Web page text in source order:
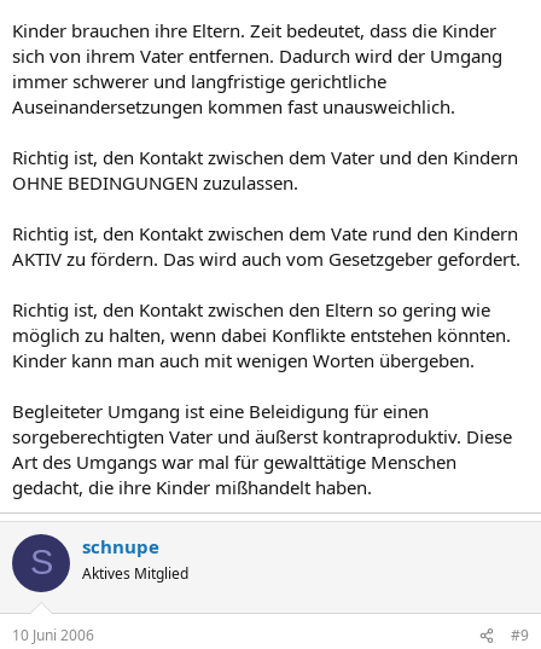
Kinder brauchen ihre Eltern. Zeit bedeutet, dass die Kinder
sich von ihrem Vater entfernen. Dadurch wird der Umgang
immer schwerer und langfristige gerichtliche
Auseinandersetzungen kommen fast unausweichlich.
Richtig ist, den Kontakt zwischen dem Vater und den Kindern
OHNE BEDINGUNGEN zuzulassen.
Richtig ist, den Kontakt zwischen dem Vate rund den Kindern
AKTIV zu fördern. Das wird auch vom Gesetzgeber gefordert.
Richtig ist, den Kontakt zwischen den Eltern so gering wie
möglich zu halten, wenn dabei Konflikte entstehen könnten.
Kinder kann man auch mit wenigen Worten übergeben.
Begleiteter Umgang ist eine Beleidigung für einen
sorgeberechtigten Vater und äußerst kontraproduktiv. Diese
Art des Umgangs war mal für gewalttätige Menschen
gedacht, die ihre Kinder mißhandelt haben.
S schnupe
Aktives Mitglied
10 Juni 2006 #9